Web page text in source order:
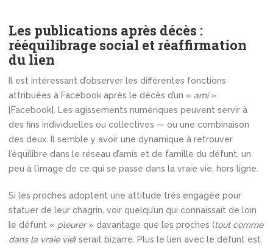
Les publications après décès :
rééquilibrage social et réaffirmation
du lien
Il est intéressant d’observer les différentes fonctions
attribuées à Facebook après le décès d’un « ami»
[Facebook]. Les agissements numériques peuvent servir à
des fins individuelles ou collectives — ou une combinaison
des deux. Il semble y avoir une dynamique à retrouver
l’équilibre dans le réseau d’amis et de famille du défunt, un
peu à l’image de ce qui se passe dans la vraie vie, hors ligne.
Si les proches adoptent une attitude très engagée pour
statuer de leur chagrin, voir quelqu’un qui connaissait de loin
le défunt « pleurer» davantage que les proches (tout comme
dans la vraie vie) serait bizarre. Plus le lien avec le défunt est